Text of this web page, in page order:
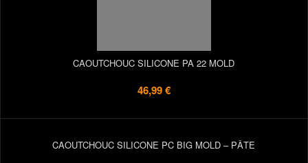
CAOUTCHOUC SILICONE PA 22 MOLD
46,99 €
CAOUTCHOUC SILICONE PC BIG MOLD – PÂTE